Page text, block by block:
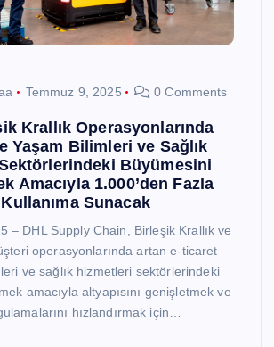
Temmuz 9, 2025 0 Comments
Krallık Operasyonlarında
Yaşam Bilimleri ve Sağlık
Büyümesini
Amacıyla 1.000’den Fazla
Sunacak
– DHL Supply Chain, Birleşik Krallık ve
operasyonlarında artan e-ticaret
ve sağlık hizmetleri sektörlerindeki
amacıyla altyapısını genişletmek ve
hızlandırmak için…